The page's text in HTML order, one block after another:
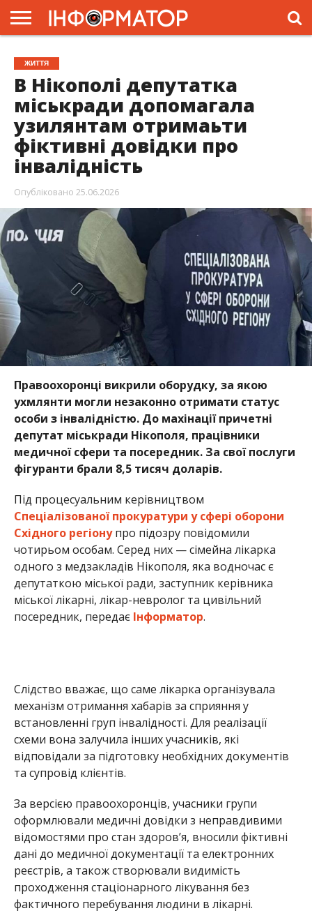
ГОЛОВНА
ЖИТТЯ
ВЛАДА
ГРОШІ
ТРЕШ
ПРЕС-
РЕЛІЗИ
РЕКЛАМА
ПРОЕКТИ
ЖИТТЯ
В Нікополі депутатка
міськради допомагала
узилянтам отримаьти
фіктивні довідки про
інвалідність
Опубліковано 25.06.2026
Правоохоронці викрили оборудку, за якою
ухмлянти могли незаконно отримати статус
особи з інвалідністю. До махінації причетні
депутат міськради Нікополя, працівники
медичної сфери та посередник. За свої послуги
фігуранти брали 8,5 тисяч доларів.
Під процесуальним керівництвом
Спеціалізованої прокуратури у сфері оборони
Східного регіонупро підозру повідомили
чотирьом особам. Серед них — сімейна лікарка
одного з медзакладів Нікополя, яка водночас є
депутаткою міської ради, заступник керівника
міської лікарні, лікар-невролог та цивільний
посередник, передає Інформатор.
Слідство вважає, що саме лікарка організувала
механізм отримання хабарів за сприяння у
встановленні груп інвалідності. Для реалізації
схеми вона залучила інших учасників, які
відповідали за підготовку необхідних документів
та супровід клієнтів.
За версією правоохоронців, учасники групи
оформлювали медичні довідки з неправдивими
відомостями про стан здоров’я, вносили фіктивні
дані до медичної документації та електронних
реєстрів, а також створювали видимість
проходження стаціонарного лікування без
фактичного перебування людини в лікарні.